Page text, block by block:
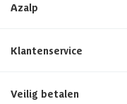
Azalp
Klantenservice
Veilig betalen